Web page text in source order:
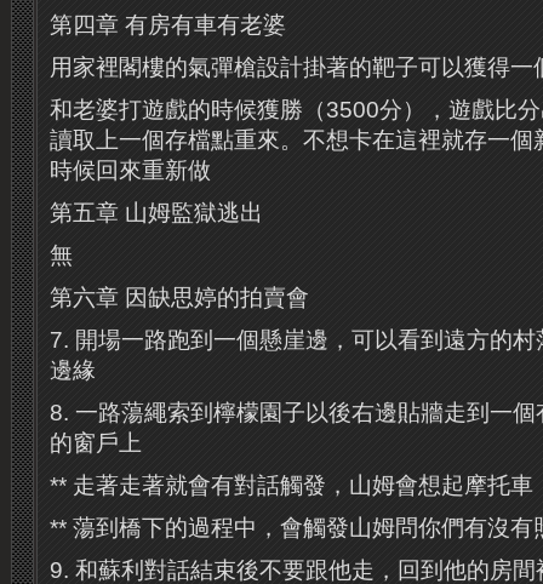
第四章 有房有車有老婆
用家裡閣樓的氣彈槍設計掛著的靶子可以獲得一
和老婆打遊戲的時候獲勝（3500分），遊戲比
讀取上一個存檔點重來。不想卡在這裡就存一個
時候回來重新做
第五章 山姆監獄逃出
無
第六章 因缺思婷的拍賣會
7. 開場一路跑到一個懸崖邊，可以看到遠方的
邊緣
8. 一路蕩繩索到檸檬園子以後右邊貼牆走到一
的窗戶上
** 走著走著就會有對話觸發，山姆會想起摩托車
** 蕩到橋下的過程中，會觸發山姆問你們有沒有
9. 和蘇利對話結束後不要跟他走，回到他的房